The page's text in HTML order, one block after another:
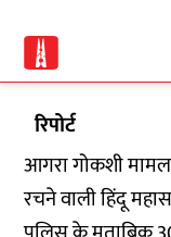
रिपोर्ट
आगरा गोकशी
रचने वाली हिंदू